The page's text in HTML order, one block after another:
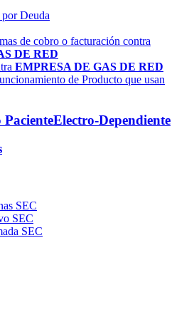
Deuda
de cobro o facturación contra
DE RED
EMPRESA DE GAS DE RED
de Producto que usan
Electro-Dependiente
SEC
SEC
SEC